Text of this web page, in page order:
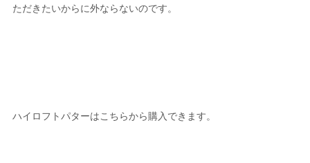
ただきたいからに外ならないのです。
ハイロフトパターはこちらから購入できます。